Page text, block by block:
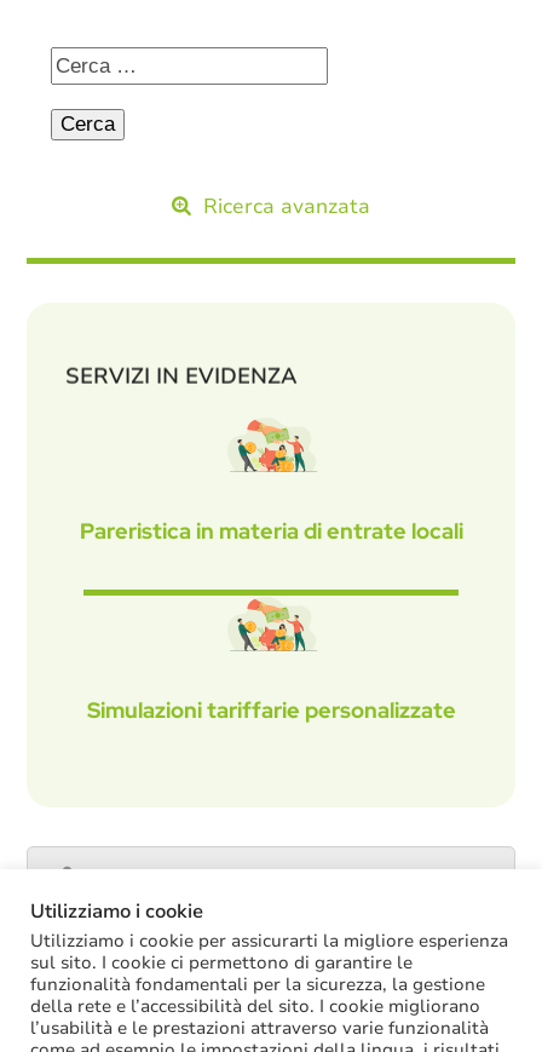
Ricerca avanzata
SERVIZI IN EVIDENZA
Pareristica in materia di entrate locali
Simulazioni tariffarie personalizzate
ULTIME NOTIZIE
La soppressione dei vecchi tetti di spesa
Utilizziamo i cookie
Utilizziamo i cookie per assicurarti la migliore esperienza
sul sito. I cookie ci permettono di garantire le
funzionalità fondamentali per la sicurezza, la gestione
della rete e l’accessibilità del sito. I cookie migliorano
l’usabilità e le prestazioni attraverso varie funzionalità